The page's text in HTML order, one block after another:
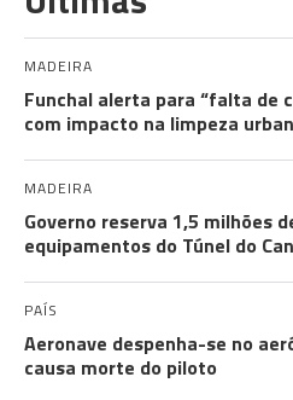
MADEIRA
Funchal alerta para “falta de
com impacto na limpeza
MADEIRA
Governo reserva 1,5 milhões
equipamentos do Túnel do
PAÍS
Aeronave despenha-se no
causa morte do piloto